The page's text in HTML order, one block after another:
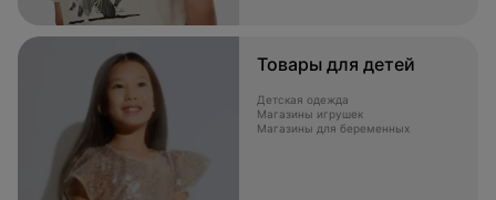
Товары для детей
Детская одежда
Магазины игрушек
Магазины для беременных